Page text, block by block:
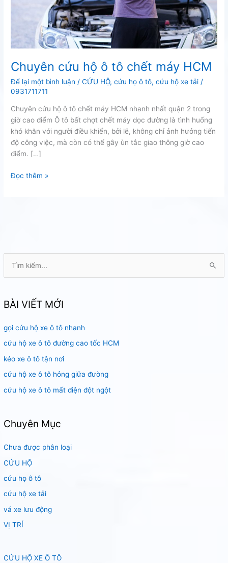
k
ế
m
:
BÀI VIẾT MỚI
gọi cứu hộ xe ô tô nhanh
cứu hộ xe ô tô đường cao tốc HCM
kéo xe ô tô tận nơi
cứu hộ xe ô tô hỏng giữa đường
cứu hộ xe ô tô mất điện đột ngột
Chuyên Mục
Chưa được phân loại
CỨU HỘ
cứu họ ô tô
cứu hộ xe tải
vá xe lưu động
VỊ TRÍ
CỨU HỘ XE Ô TÔ
Chuyên cứu hộ ô tô chết máy HCM
Để lại một bình luận /CỨU HỘ,cứu họ ô tô,cứu hộ xe tải /
0931711711
Chuyên cứu hộ ô tô chết máy HCM nhanh nhất quận 2 trong
giờ cao điểm Ô tô bất chợt chết máy dọc đường là tình huống
khó khăn với người điều khiển, bởi lẽ, không chỉ ảnh hưởng tiến
độ công việc, mà còn có thể gây ùn tắc giao thông giờ cao
điểm. […]
Chuyên
HCM
Đọc thêm »